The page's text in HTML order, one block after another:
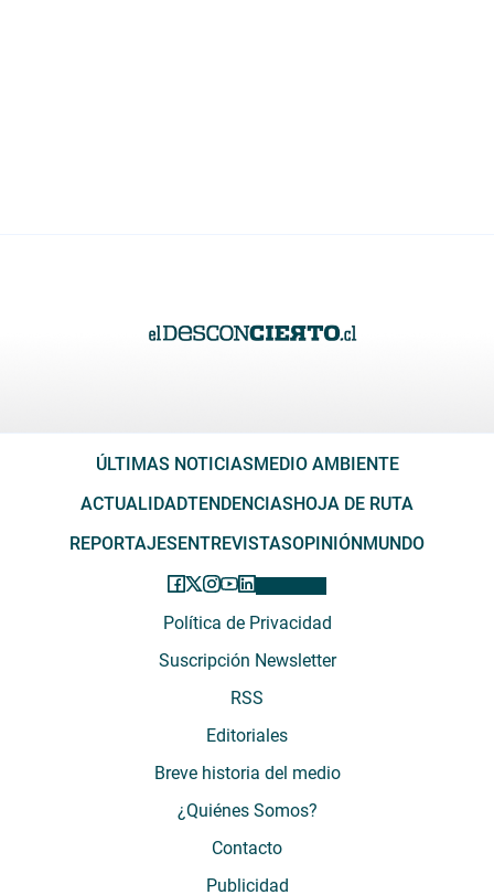
ÚLTIMAS NOTICIASMEDIO AMBIENTE
ACTUALIDADTENDENCIASHOJA DE RUTA
REPORTAJESENTREVISTASOPINIÓNMUNDO
Política de Privacidad
Suscripción Newsletter
RSS
Editoriales
Breve historia del medio
¿Quiénes Somos?
Contacto
Publicidad